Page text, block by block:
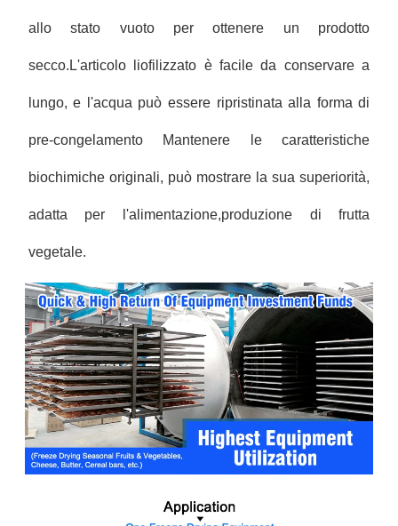
allo stato vuoto per ottenere un prodotto
secco.L'articolo liofilizzato è facile da conservare a
lungo, e l'acqua può essere ripristinata alla forma di
pre-congelamento Mantenere le caratteristiche
biochimiche originali, può mostrare la sua superiorità,
adatta per l'alimentazione,produzione di frutta
vegetale.